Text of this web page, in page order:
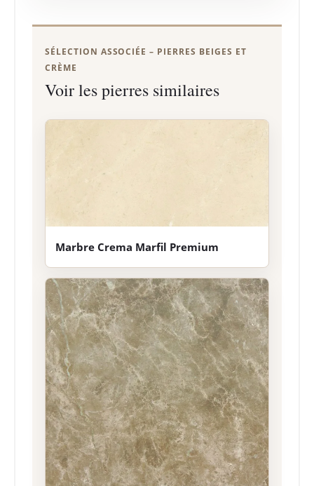
SÉLECTION ASSOCIÉE – PIERRES BEIGES ET
CRÈME
Voir les pierres similaires
Marbre Crema Marfil Premium